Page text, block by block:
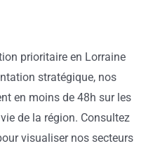
prioritaire en Lorraine
stratégique, nos
en moins de 48h sur les
de la région. Consultez
visualiser nos secteurs